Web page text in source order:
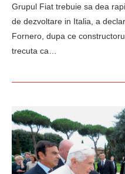
Grupul Fiat trebuie sa dea
de dezvoltare in Italia, a
Fornero, dupa ce
trecuta ca…